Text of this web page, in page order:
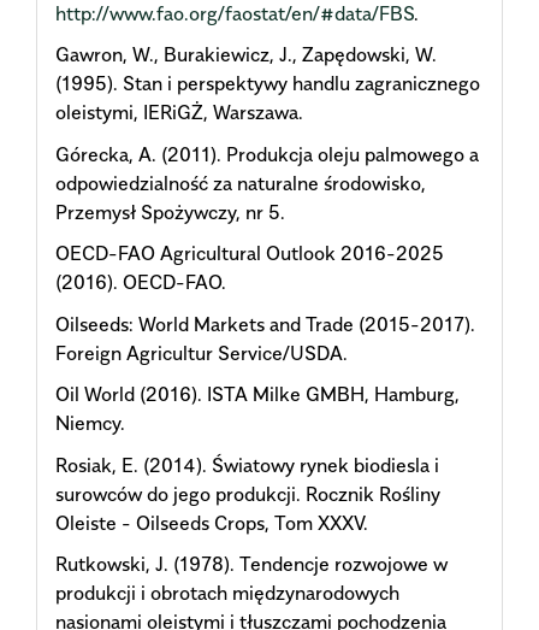
http://www.fao.org/faostat/en/#data/FBS.
Gawron, W., Burakiewicz, J., Zapędowski, W.
(1995). Stan i perspektywy handlu zagranicznego
oleistymi, IERiGŻ, Warszawa.
Górecka, A. (2011). Produkcja oleju palmowego a
odpowiedzialność za naturalne środowisko,
Przemysł Spożywczy, nr 5.
OECD-FAO Agricultural Outlook 2016-2025
(2016). OECD-FAO.
Oilseeds: World Markets and Trade (2015-2017).
Foreign Agricultur Service/USDA.
Oil World (2016). ISTA Milke GMBH, Hamburg,
Niemcy.
Rosiak, E. (2014). Światowy rynek biodiesla i
surowców do jego produkcji. Rocznik Rośliny
Oleiste - Oilseeds Crops, Tom XXXV.
Rutkowski, J. (1978). Tendencje rozwojowe w
produkcji i obrotach międzynarodowych
nasionami oleistymi i tłuszczami pochodzenia